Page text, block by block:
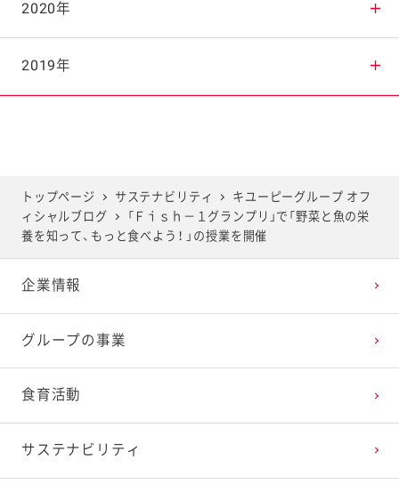
2025年8月
2025年7月
2025年4月
2025年3月
2025年2月
2024年9月
2024年8月
2024年5月
2024年4月
2024年3月
2023年10月
2023年9月
2023年6月
2023年5月
2023年4月
2022年11月
2022年10月
2022年7月
2022年6月
2022年5月
2021年12月
2021年11月
2021年8月
2021年7月
2021年6月
2020年
2020年12月
2020年9月
2020年8月
2020年7月
2019年
2019年10月
2019年9月
2019年8月
トップページ サステナビリティ
キユーピーグループ オフ
ィシャルブログ
「Ｆｉｓｈ－１グランプリ」で「野菜と魚の栄
養を知って、もっと食べよう！ 」の授業を開催
企業情報
グループの事業
食育活動
サステナビリティ